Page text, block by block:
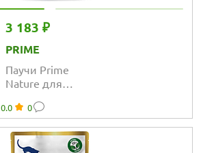
3 183 ₽
PRIME
Паучи Prime
Nature для
и куриное филе
в желе
0.0 0